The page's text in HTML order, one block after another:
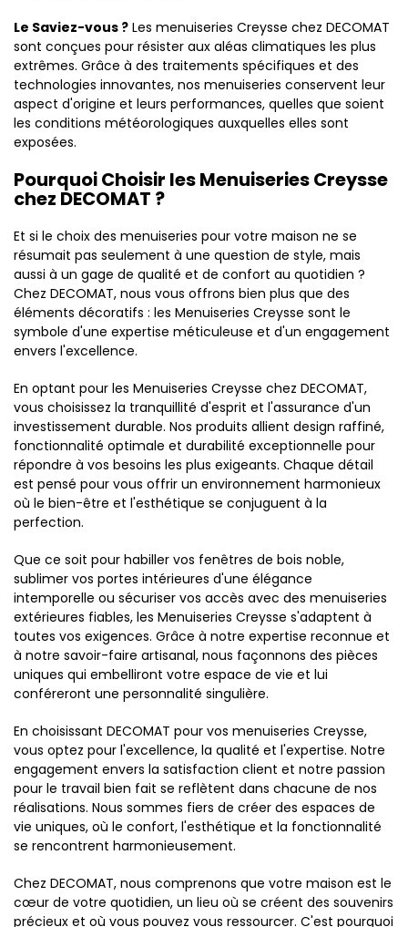
Le Saviez-vous ? Les menuiseries Creysse chez DECOMAT
sont conçues pour résister aux aléas climatiques les plus
extrêmes. Grâce à des traitements spécifiques et des
technologies innovantes, nos menuiseries conservent leur
aspect d'origine et leurs performances, quelles que soient
les conditions météorologiques auxquelles elles sont
exposées.
Pourquoi Choisir les Menuiseries Creysse
chez DECOMAT ?
Et si le choix des menuiseries pour votre maison ne se
résumait pas seulement à une question de style, mais
aussi à un gage de qualité et de confort au quotidien ?
Chez DECOMAT, nous vous offrons bien plus que des
éléments décoratifs : les Menuiseries Creysse sont le
symbole d'une expertise méticuleuse et d'un engagement
envers l'excellence.
En optant pour les Menuiseries Creysse chez DECOMAT,
vous choisissez la tranquillité d'esprit et l'assurance d'un
investissement durable. Nos produits allient design raffiné,
fonctionnalité optimale et durabilité exceptionnelle pour
répondre à vos besoins les plus exigeants. Chaque détail
est pensé pour vous offrir un environnement harmonieux
où le bien-être et l'esthétique se conjuguent à la
perfection.
Que ce soit pour habiller vos fenêtres de bois noble,
sublimer vos portes intérieures d'une élégance
intemporelle ou sécuriser vos accès avec des menuiseries
extérieures fiables, les Menuiseries Creysse s'adaptent à
toutes vos exigences. Grâce à notre expertise reconnue et
à notre savoir-faire artisanal, nous façonnons des pièces
uniques qui embelliront votre espace de vie et lui
conféreront une personnalité singulière.
En choisissant DECOMAT pour vos menuiseries Creysse,
vous optez pour l'excellence, la qualité et l'expertise. Notre
engagement envers la satisfaction client et notre passion
pour le travail bien fait se reflètent dans chacune de nos
réalisations. Nous sommes fiers de créer des espaces de
vie uniques, où le confort, l'esthétique et la fonctionnalité
se rencontrent harmonieusement.
Chez DECOMAT, nous comprenons que votre maison est le
cœur de votre quotidien, un lieu où se créent des souvenirs
précieux et où vous pouvez vous ressourcer. C'est pourquoi